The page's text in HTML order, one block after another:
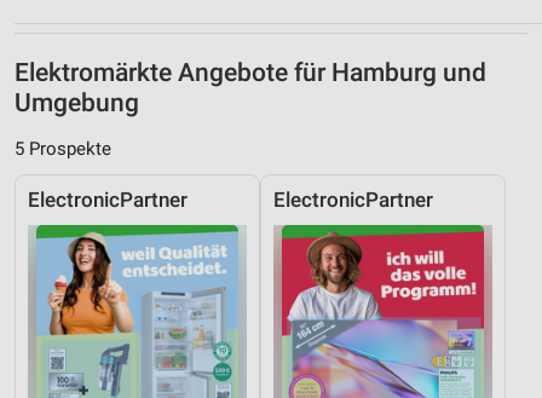
Elektromärkte Angebote für Hamburg und
Umgebung
5 Prospekte
ElectronicPartner ElectronicPartner